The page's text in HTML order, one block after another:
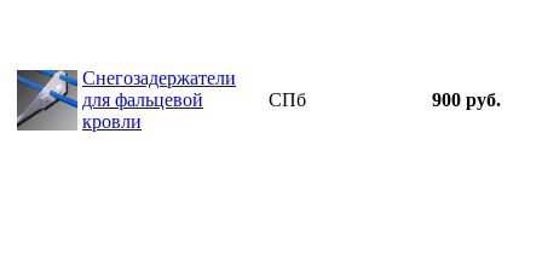
Снегозадержатели
для фальцевой
кровли
СПб 900 руб.